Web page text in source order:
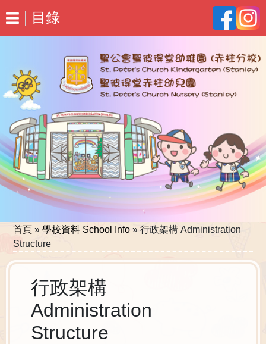
目錄
首頁 »學校資料 School Info »行政架構 Administration
Structure
行政架構
Administration
Structure